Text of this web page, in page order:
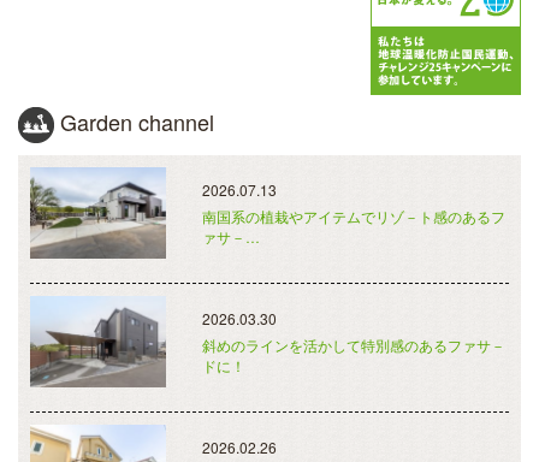
Garden channel
2026.07.13
南国系の植栽やアイテムでリゾ－ト感のあるフ
ァサ－…
2026.03.30
斜めのラインを活かして特別感のあるファサ－
ドに！
2026.02.26